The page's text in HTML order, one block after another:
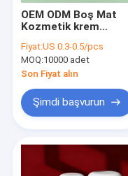
OEM ODM Boş Mat
Kozmetik krem
vücut tereyağı
kavanozu kapağı ile
Fiyat:US 0.3-0.5/pcs
MOQ:10000 adet
Son Fiyat alın
Şimdi başvurun